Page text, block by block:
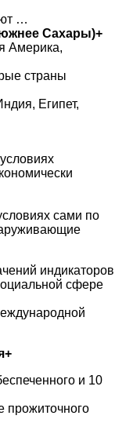
…
Сахары)+
Америка,
страны
Египет,
сами по
индикаторов
сфере
и 10
прожиточного